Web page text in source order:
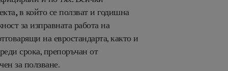
в който се ползват и годишна
за изправната работа на
на евростандарта, както и
срока, препоръчан от
за ползване.